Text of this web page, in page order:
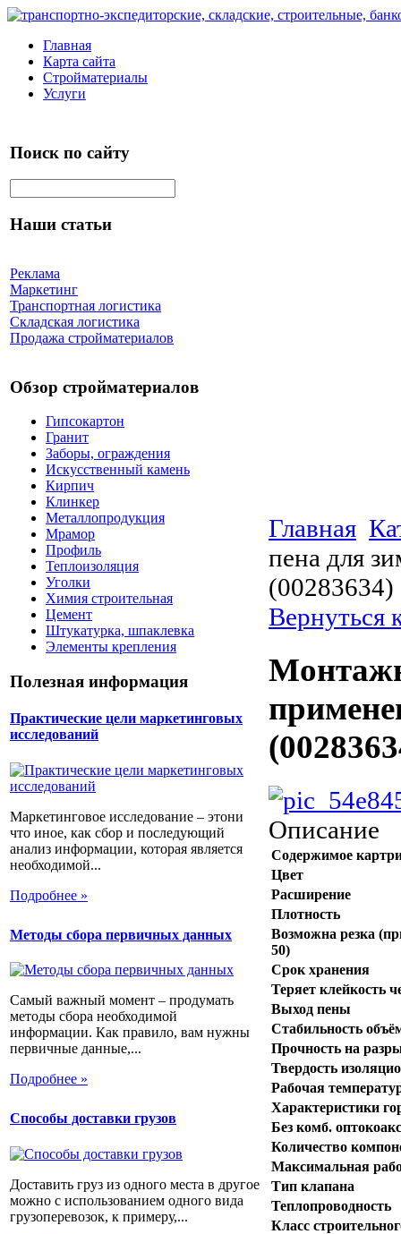
Главная
Карта сайта
Стройматериалы
Услуги
Поиск по сайту
Наши статьи
Реклама
Маркетинг
Транспортная логистика
Складская логистика
Продажа стройматериалов
Обзор стройматериалов
Гипсокартон
Гранит
Заборы, ограждения
Искусственный камень
Кирпич
Клинкер
Металлопродукция
Мрамор
Профиль
Теплоизоляция
Уголки
Химия строительная
Цемент
Штукатурка, шпаклевка
Элементы крепления
Полезная информация
Практические цели маркетинговых
исследований
Маркетинговое исследование – этони
что иное, как сбор и последующий
анализ информации, которая является
необходимой...
Подробнее »
Методы сбора первичных данных
Самый важный момент – продумать
методы сбора необходимой
информации. Как правило, вам нужны
первичные данные,...
Подробнее »
Способы доставки грузов
Доставить груз из одного места в другое
можно с использованием одного вида
грузоперевозок, к примеру,...
Главная
пена для
(00283634)
Вернуться
Описание
Содержимое
Цвет
Расширение
Плотность
Возможна резка
50)
Срок хранения
Теряет клейкость
Выход пены
Стабильность
Прочность на
Твердость
Рабочая
Характеристики
Без комб.
Количество
Максимальная
Тип клапана
Теплопроводность
Класс